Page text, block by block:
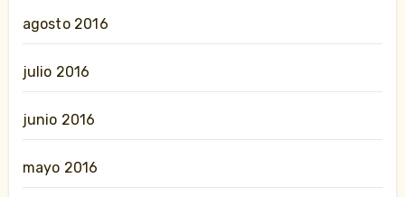
agosto 2016
julio 2016
junio 2016
mayo 2016